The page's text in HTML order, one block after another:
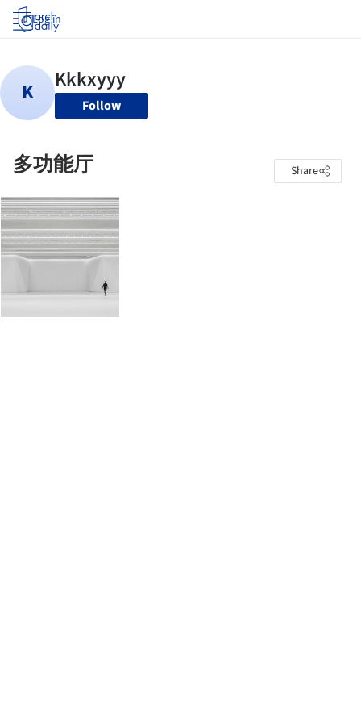
Log in
Follow
多功能厅 Share